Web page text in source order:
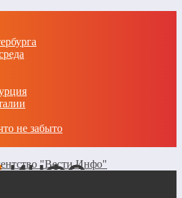
не забыто
"Вести Инфо"